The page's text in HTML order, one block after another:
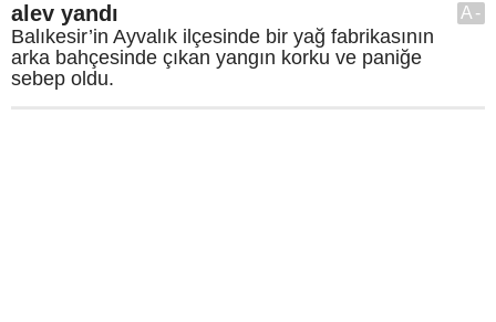
alev yandı
Balıkesir’in Ayvalık ilçesinde bir yağ fabrikasının
arka bahçesinde çıkan yangın korku ve paniğe
sebep oldu.
A-